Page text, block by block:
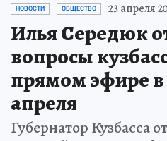
НОВОСТИ ОБЩЕСТВО 23 апреля
Илья Середюк
вопросы
прямом эфире в
апреля
Губернатор Кузбасса